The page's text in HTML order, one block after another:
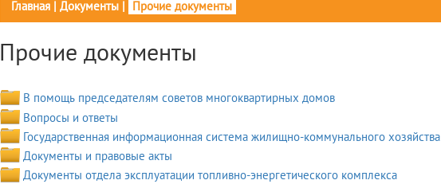
Главная| Документы| Прочие документы
Прочие документы
В помощь председателям советов многоквартирных домов
Вопросы и ответы
Государственная информационная система жилищно-коммунального хозяйства
Документы и правовые акты
Документы отдела эксплуатации топливно-энергетического комплекса